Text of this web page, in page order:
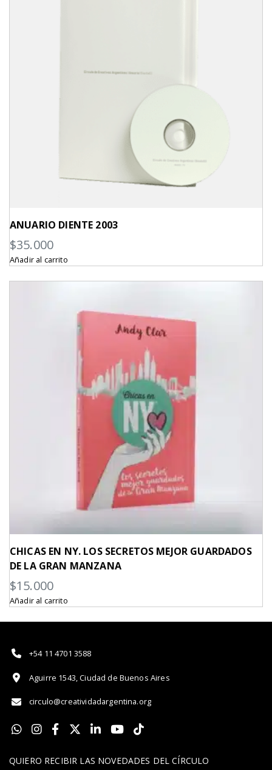
ANUARIO DIENTE 2003
$35.000
Añadir al carrito
CHICAS EN NY. LOS SECRETOS MEJOR GUARDADOS
DE LA GRAN MANZANA
$15.000
Añadir al carrito
+54 11 4701 3588
Aguirre 1543, Ciudad de Buenos Aires
circulo@creatividadargentina.org
QUIERO RECIBIR LAS NOVEDADES DEL CÍRCULO